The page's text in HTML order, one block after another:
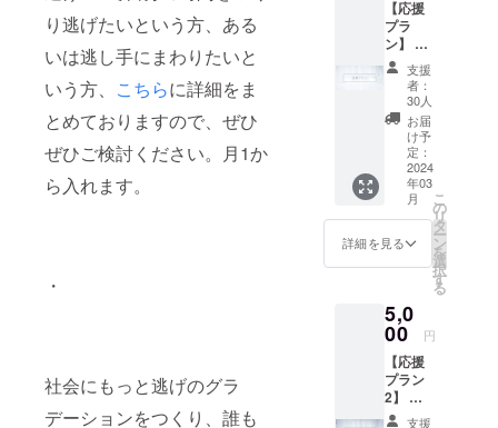
り逃げたいという方、ある
いは逃し手にまわりたいと
いう方、 こちらに詳細をま
とめておりますので、ぜひ
ぜひご検討ください。月1か
ら入れます。
・
社会にもっと逃げのグラ
デーションをつくり、誰も
コール
の提供
はでき
ませ
ん。 ※
エリク
サーの
詳細は
こちら
をご覧
くださ
い。
https://
www.ni
gebar.c
ベント
詳細は
ご支援
者に後
日詳細
をメー
ルでご
・ス
ペース
には絵
やアク
セサ
リー、
小物な
どの作
品の展
示、商
品の販
売、
PR、推
しの推
を並べ
たミニ
図書館
など、
腐った
り動い
たりし
【応援
プラ
ン】 ・
シンプ
ルに逃
げBarを
応援し
たい方
向け ・
感謝
メッ
セージ
をお送
りさせ
ていた
だきま
支援
者：
30人
お届
け予
定：
2024
年03
月
詳細を見る
こ
の
リ
タ
ー
ン
を
選
択
す
る
5,0
00 円
【応援
プラン
2】 ・
シンプ
支援